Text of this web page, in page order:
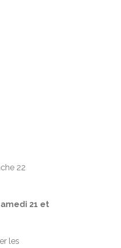
22
21 et
les